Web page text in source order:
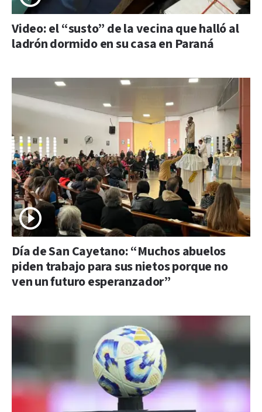
Video: el “susto” de la vecina que halló al
ladrón dormido en su casa en Paraná
Día de San Cayetano: “Muchos abuelos
piden trabajo para sus nietos porque no
ven un futuro esperanzador”